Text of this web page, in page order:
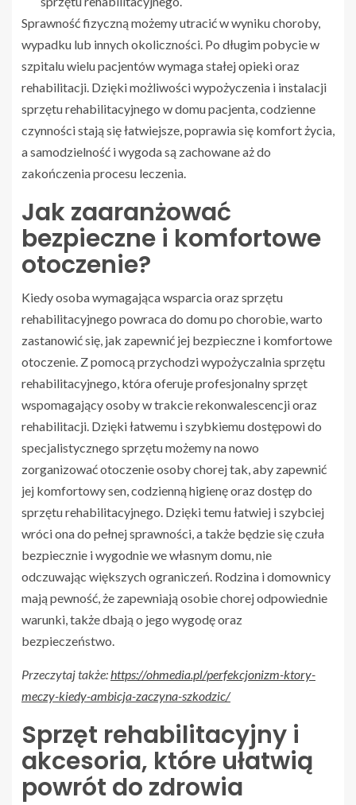
Sprawność fizyczną możemy utracić w wyniku choroby,
wypadku lub innych okoliczności. Po długim pobycie w
szpitalu wielu pacjentów wymaga stałej opieki oraz
rehabilitacji. Dzięki możliwości wypożyczenia i instalacji
sprzętu rehabilitacyjnego w domu pacjenta, codzienne
czynności stają się łatwiejsze, poprawia się komfort życia,
a samodzielność i wygoda są zachowane aż do
zakończenia procesu leczenia.
Jak zaaranżować
bezpieczne i komfortowe
otoczenie?
Kiedy osoba wymagająca wsparcia oraz sprzętu
rehabilitacyjnego powraca do domu po chorobie, warto
zastanowić się, jak zapewnić jej bezpieczne i komfortowe
otoczenie. Z pomocą przychodzi wypożyczalnia sprzętu
rehabilitacyjnego, która oferuje profesjonalny sprzęt
wspomagający osoby w trakcie rekonwalescencji oraz
rehabilitacji. Dzięki łatwemu i szybkiemu dostępowi do
specjalistycznego sprzętu możemy na nowo
zorganizować otoczenie osoby chorej tak, aby zapewnić
jej komfortowy sen, codzienną higienę oraz dostęp do
sprzętu rehabilitacyjnego. Dzięki temu łatwiej i szybciej
wróci ona do pełnej sprawności, a także będzie się czuła
bezpiecznie i wygodnie we własnym domu, nie
odczuwając większych ograniczeń. Rodzina i domownicy
mają pewność, że zapewniają osobie chorej odpowiednie
warunki, także dbają o jego wygodę oraz
bezpieczeństwo.
Przeczytaj także: https://ohmedia.pl/perfekcjonizm-ktory-
meczy-kiedy-ambicja-zaczyna-szkodzic/
Sprzęt rehabilitacyjny i
akcesoria, które ułatwią
powrót do zdrowia